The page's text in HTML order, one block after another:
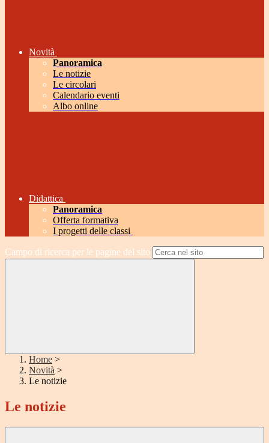
Novità
Panoramica
Le notizie
Le circolari
Calendario eventi
Albo online
Didattica
Panoramica
Offerta formativa
I progetti delle classi
Campo di ricerca per le pagine del sito
Home >
Novità >
Le notizie
Le notizie